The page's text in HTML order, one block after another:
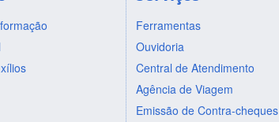
Ferramentas
Ouvidoria
Central de Atendimento
Agência de Viagem
Emissão de Contra-cheques